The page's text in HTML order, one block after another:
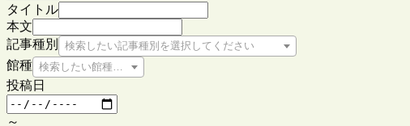
タイトル
本文
記事種別
検索したい記事種別を選択してください
館種 検索したい館種を選択してください
投稿日
～